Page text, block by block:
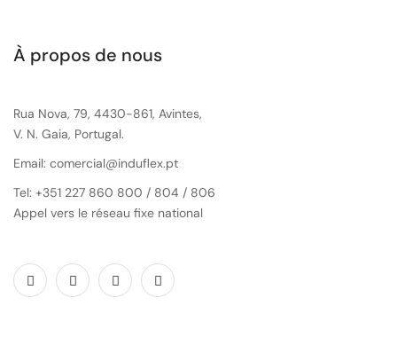
À propos de nous
Rua Nova, 79, 4430-861, Avintes,
V. N. Gaia, Portugal.
Email: comercial@induflex.pt
Tel: +351 227 860 800 / 804 / 806
Appel vers le réseau fixe national